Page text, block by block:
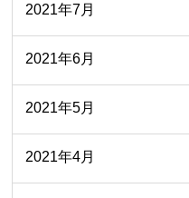
2021年7月
2021年6月
2021年5月
2021年4月